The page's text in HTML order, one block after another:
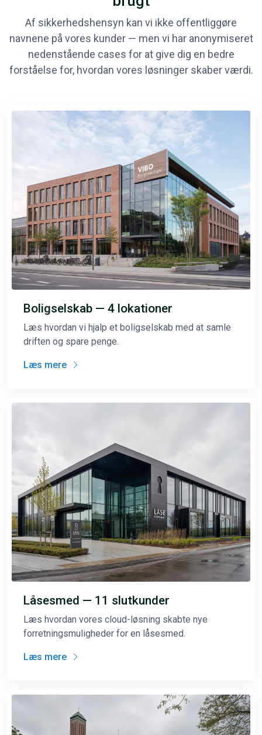
Af sikkerhedshensyn kan vi ikke offentliggøre
navnene på vores kunder — men vi har anonymiseret
nedenstående cases for at give dig en bedre
forståelse for, hvordan vores løsninger skaber værdi.
Boligselskab — 4 lokationer
Læs hvordan vi hjalp et boligselskab med at samle
driften og spare penge.
Læs mere
Låsesmed — 11 slutkunder
Læs hvordan vores cloud-løsning skabte nye
forretningsmuligheder for en låsesmed.
Læs mere